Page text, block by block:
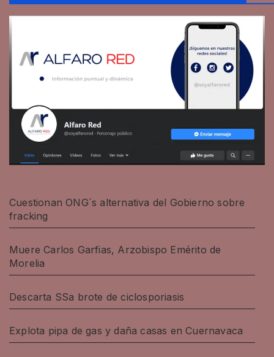
Cuestionan ONG´s alternativa del Gobierno sobre
fracking
Muere Carlos Garfias, Arzobispo Emérito de
Morelia
Descarta SSa brote de ciclosporiasis
Explota pipa de gas y daña casas en Cuernavaca